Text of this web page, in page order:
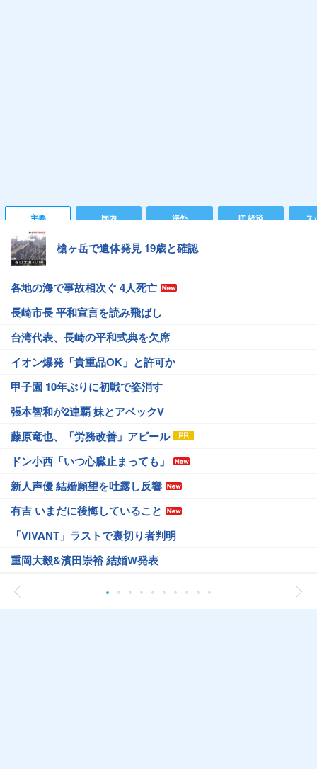
主要 国内 海外 IT 経済 ス
槍ヶ岳で遺体発見 19歳と確認
各地の海で事故相次ぐ 4人死亡
長崎市長 平和宣言を読み飛ばし
台湾代表、長崎の平和式典を欠席
イオン爆発「貴重品OK」と許可か
甲子園 10年ぶりに初戦で姿消す
張本智和が2連覇 妹とアベックV
藤原竜也、「労務改善」アピール
ドン小西「いつ心臓止まっても」
新人声優 結婚願望を吐露し反響
有吉 いまだに後悔していること
「VIVANT」ラストで裏切り者判明
重岡大毅&濱田崇裕 結婚W発表